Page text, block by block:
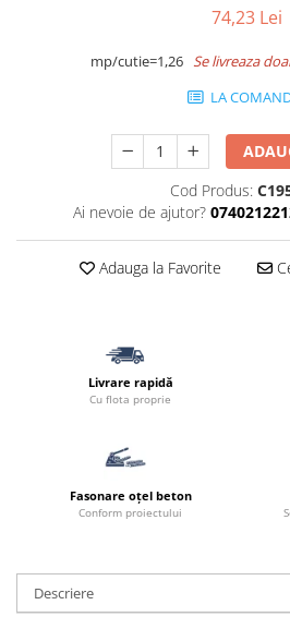
Accesorii pentru termosistem
Vata bazaltica
Vata minerala bazaltica
Tevi PVC
vopsele si lacuri
Pervaz geam piatra compozita
Placi ceramice de exterior
74,23 Lei
mp/cutie=1,26 Se livreaza
LA
Cod Produs:
Ai nevoie de ajutor?
Adauga la Favorite
Livrare rapidă
Cu flota proprie
Fasonare oțel beton
Conform proiectului
Descriere